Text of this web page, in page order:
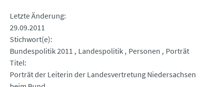
Letzte Änderung
29.09.2011
Stichwort(e)
Bundespolitik 2011
Landespolitik Personen
Porträt
Titel
Porträt der Leiterin der Landesvertretung Niedersachsen